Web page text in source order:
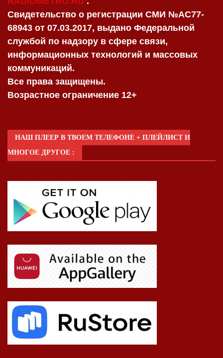
Свидетельство о регистрации СМИ №AC77-
68943 от 07.03.2017, выдано Федеральной
службой по надзору в сфере связи,
информационных технологий и массовых
коммуникаций.
Все права защищены.
Возрастное ограничение 12+
НАШ ПЛЕЕР В ТВОЕМ ТЕЛЕФОНЕ + ПЛЕЙЛИСТ И
МНОГОЕ ДРУГОЕ :